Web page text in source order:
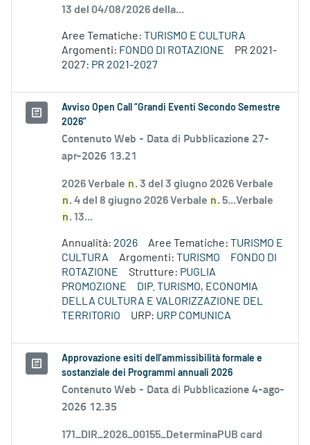
13 del 04/08/2026 della...
Aree Tematiche: TURISMO E CULTURA
Argomenti: FONDO DI ROTAZIONE
PR 2021-
2027: PR 2021-2027
Avviso Open Call “Grandi Eventi Secondo Semestre
2026”
Contenuto Web - Data di Pubblicazione 27-
apr-2026 13.21
2026 Verbale n. 3 del 3 giugno 2026 Verbale
n. 4 del 8 giugno 2026 Verbale n. 5...Verbale
n. 13...
Annualità: 2026 Aree Tematiche: TURISMO E
CULTURA
Argomenti: TURISMO
FONDO DI
ROTAZIONE
Strutture: PUGLIA
PROMOZIONE
DIP. TURISMO, ECONOMIA
DELLA CULTURA E VALORIZZAZIONE DEL
TERRITORIO
URP: URP COMUNICA
Approvazione esiti dell’ammissibilità formale e
sostanziale dei Programmi annuali 2026
Contenuto Web - Data di Pubblicazione 4-ago-
2026 12.35
171_DIR_2026_00155_DeterminaPUB card